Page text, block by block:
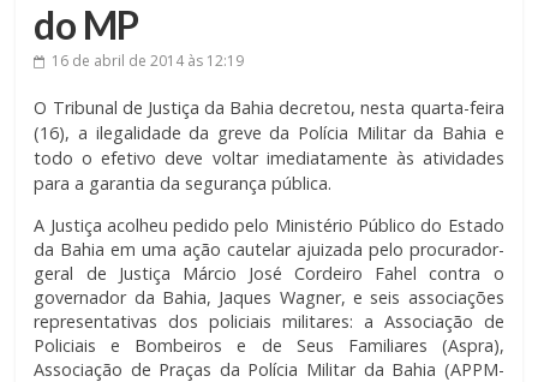
do MP
16 de abril de 2014às 12:19
O Tribunal de Justiça da Bahia decretou, nesta quarta-feira
(16), a ilegalidade da greve da Polícia Militar da Bahia e
todo o efetivo deve voltar imediatamente às atividades
para a garantia da segurança pública.
A Justiça acolheu pedido pelo Ministério Público do Estado
da Bahia em uma ação cautelar ajuizada pelo procurador-
geral de Justiça Márcio José Cordeiro Fahel contra o
governador da Bahia, Jaques Wagner, e seis associações
representativas dos policiais militares: a Associação de
Policiais e Bombeiros e de Seus Familiares (Aspra),
Associação de Praças da Polícia Militar da Bahia (APPM-